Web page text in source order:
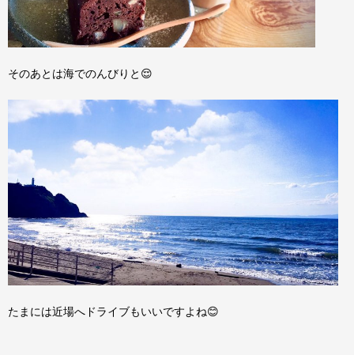
そのあとは海でのんびりと😌
たまには近場へドライブもいいですよね😊